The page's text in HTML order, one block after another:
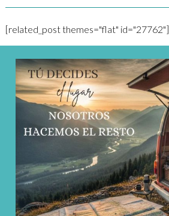
[related_post themes="flat" id="27762"]